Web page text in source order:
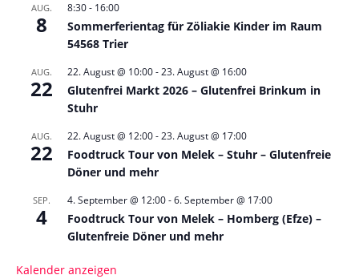
AUG.
8
8:30- 16:00
Sommerferientag für Zöliakie Kinder im Raum
54568 Trier
AUG.
22
22. August @ 10:00-23. August @ 16:00
Glutenfrei Markt 2026 – Glutenfrei Brinkum in
Stuhr
AUG.
22
22. August @ 12:00-23. August @ 17:00
Foodtruck Tour von Melek – Stuhr – Glutenfreie
Döner und mehr
SEP.
4
4. September @ 12:00-6. September @ 17:00
Foodtruck Tour von Melek – Homberg (Efze) –
Glutenfreie Döner und mehr
Kalender anzeigen